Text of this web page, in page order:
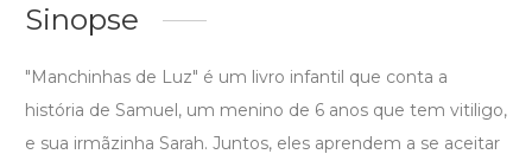
Sinopse
"Manchinhas de Luz" é um livro infantil que conta a
história de Samuel, um menino de 6 anos que tem vitiligo,
e sua irmãzinha Sarah. Juntos, eles aprendem a se aceitar